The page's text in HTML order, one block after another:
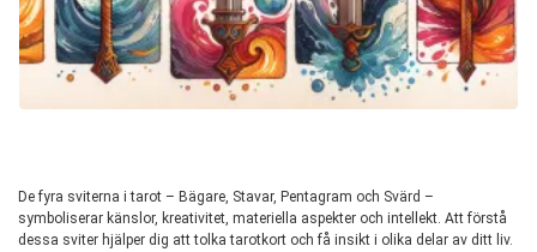
De fyra sviterna i tarot – Bägare, Stavar, Pentagram och Svärd –
symboliserar känslor, kreativitet, materiella aspekter och intellekt. Att förstå
dessa sviter hjälper dig att tolka tarotkort och få insikt i olika delar av ditt liv.